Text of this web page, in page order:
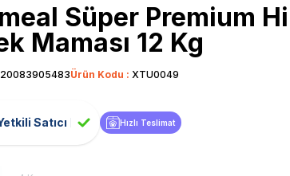
Süper Premium
Maması 12 Kg
Ürün Kodu : XTU0049
Satıcı Hızlı Teslimat